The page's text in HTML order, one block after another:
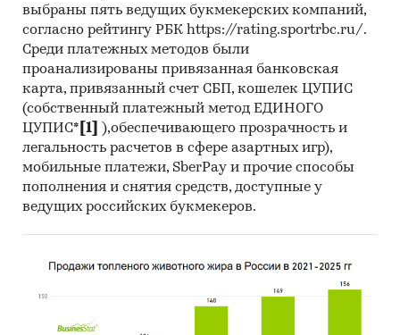
выбраны пять ведущих букмекерских компаний,
согласно рейтингу РБК https://rating.sportrbc.ru/.
Среди платежных методов были
проанализированы привязанная банковская
карта, привязанный счет СБП, кошелек ЦУПИС
(собственный платежный метод ЕДИНОГО
ЦУПИС* [1]
),обеспечивающего прозрачность и
легальность расчетов в сфере азартных игр),
мобильные платежи, SberPay и прочие способы
пополнения и снятия средств, доступные у
ведущих российских букмекеров.